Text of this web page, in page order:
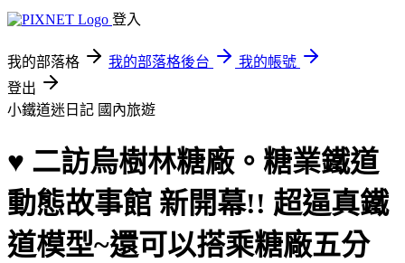
登入
我的部落格 我的部落格後台
我的帳號
登出
小鐵道迷日記 國內旅遊
♥ 二訪烏樹林糖廠。糖業鐵道
動態故事館 新開幕!! 超逼真鐵
道模型~還可以搭乘糖廠五分